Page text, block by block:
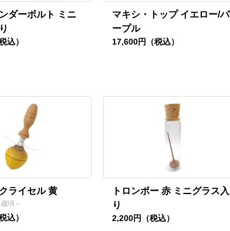
ダーボルト ミニ
込）
マキシ・トップ イエロー/パ
ープル
17,600円（税込）
ライセル 黄
頃～
込）
トロンポー 赤 ミニグラス入
り
2,200円（税込）